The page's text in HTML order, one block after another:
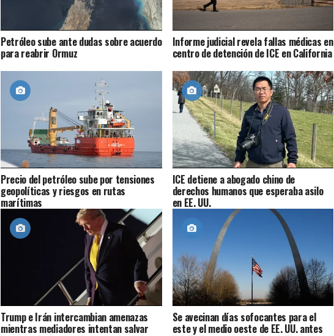
Petróleo sube ante dudas sobre acuerdo
para reabrir Ormuz
Informe judicial revela fallas médicas en
centro de detención de ICE en California
Precio del petróleo sube por tensiones
geopolíticas y riesgos en rutas
marítimas
ICE detiene a abogado chino de
derechos humanos que esperaba asilo
en EE. UU.
Trump e Irán intercambian amenazas
mientras mediadores intentan salvar
Se avecinan días sofocantes para el
este y el medio oeste de EE. UU. antes